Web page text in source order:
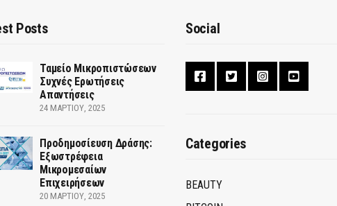
Posts
Ταμείο Μικροπιστώσεων
Συχνές Ερωτήσεις
Απαντήσεις
24 ΜΑΡΤΊΟΥ, 2025
Προδημοσίευση Δράσης:
Εξωστρέφεια
Μικρομεσαίων
Επιχειρήσεων
20 ΜΑΡΤΊΟΥ, 2025
Social
Categories
BEAUTY